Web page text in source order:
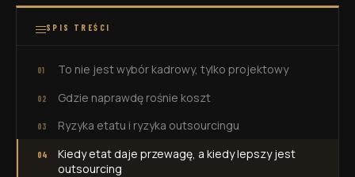
SPIS TREŚCI
To nie jest wybór kadrowy, tylko projektowy
Gdzie naprawdę rośnie koszt
Ryzyka etatu i ryzyka outsourcingu
Kiedy etat daje przewagę, a kiedy lepszy jest
outsourcing